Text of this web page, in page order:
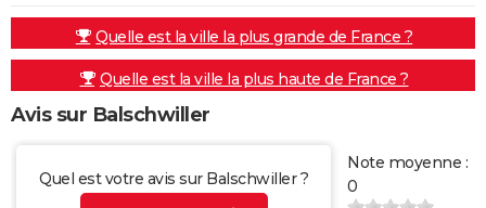
Quelle est la ville la plus grande de France ?
Quelle est la ville la plus haute de France ?
Avis sur Balschwiller
Quel est votre avis sur Balschwiller ?
Note moyenne :
0